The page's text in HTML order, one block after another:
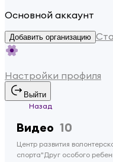
Основной аккаунт
Добавить организацию
Настройки профиля
Выйти
Назад
Видео 10
Центр развития
спорта"Друг особого